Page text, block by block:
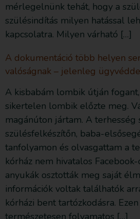
mérlegelnünk tehát, hogy a
szülésindítás milyen hatással
kapcsolatra. Milyen várható […]
A dokumentáció több helyen
valóságnak – jelenleg
A kisbabám lombik útján
sikertelen lombik előzte meg.
magánúton jártam. A terhesség
szülésfelkészítőn, baba-
tanfolyamon és olvasgattam a
kórház nem hivatalos
anyukák osztották meg saját
információk voltak találhatók
kórházi bent tartózkodásra.